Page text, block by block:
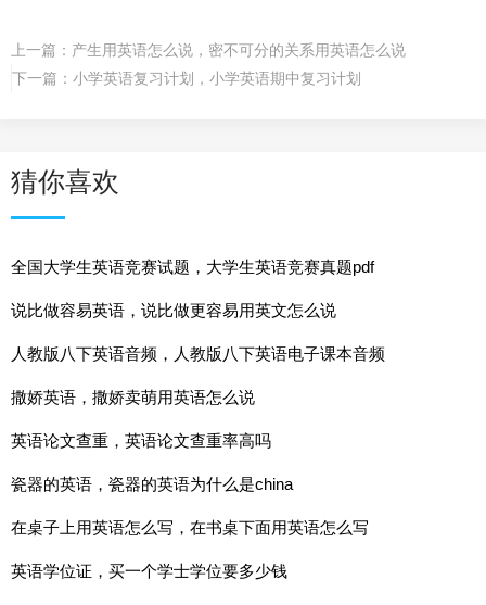
上一篇： 产生用英语怎么说，密不可分的关系用英语怎么说
下一篇： 小学英语复习计划，小学英语期中复习计划
猜你喜欢
全国大学生英语竞赛试题，大学生英语竞赛真题pdf
说比做容易英语，说比做更容易用英文怎么说
人教版八下英语音频，人教版八下英语电子课本音频
撒娇英语，撒娇卖萌用英语怎么说
英语论文查重，英语论文查重率高吗
瓷器的英语，瓷器的英语为什么是china
在桌子上用英语怎么写，在书桌下面用英语怎么写
英语学位证，买一个学士学位要多少钱